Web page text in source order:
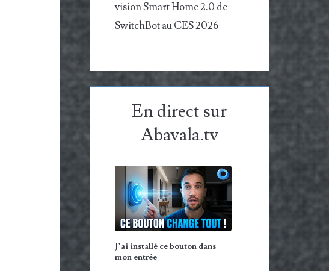
vision Smart Home 2.0 de
SwitchBot au CES 2026
En direct sur
Abavala.tv
J’ai installé ce bouton dans
mon entrée